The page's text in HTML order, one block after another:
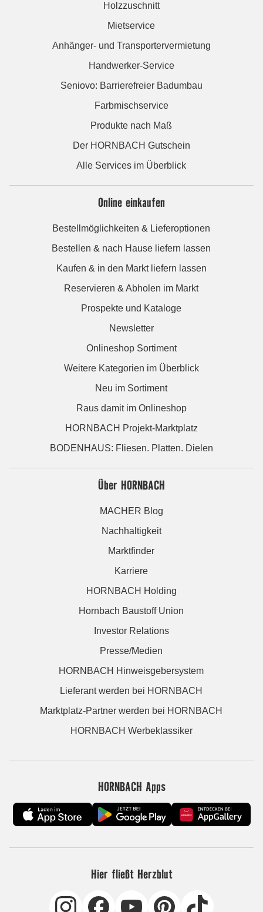
Holzzuschnitt
Mietservice
Anhänger- und Transportervermietung
Handwerker-Service
Seniovo: Barrierefreier Badumbau
Farbmischservice
Produkte nach Maß
Der HORNBACH Gutschein
Alle Services im Überblick
Online einkaufen
Bestellmöglichkeiten & Lieferoptionen
Bestellen & nach Hause liefern lassen
Kaufen & in den Markt liefern lassen
Reservieren & Abholen im Markt
Prospekte und Kataloge
Newsletter
Onlineshop Sortiment
Weitere Kategorien im Überblick
Neu im Sortiment
Raus damit im Onlineshop
HORNBACH Projekt-Marktplatz
BODENHAUS: Fliesen. Platten. Dielen
Über HORNBACH
MACHER Blog
Nachhaltigkeit
Marktfinder
Karriere
HORNBACH Holding
Hornbach Baustoff Union
Investor Relations
Presse/Medien
HORNBACH Hinweisgebersystem
Lieferant werden bei HORNBACH
Marktplatz-Partner werden bei HORNBACH
HORNBACH Werbeklassiker
HORNBACH Apps
Hier fließt Herzblut